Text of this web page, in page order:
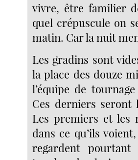
vivre, être familier
quel crépuscule on
matin. Car la nuit
Les gradins sont
la place des douze
l’équipe de
Ces derniers seront
Les premiers et les
dans ce qu’ils
regardent